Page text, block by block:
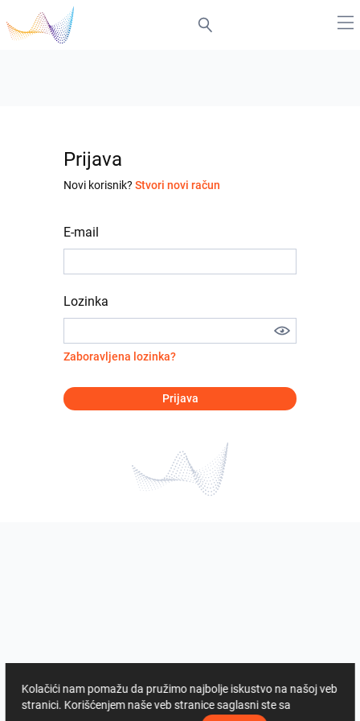
Prijava
Novi korisnik? Stvori novi račun
E-mail
Lozinka
Zaboravljena lozinka?
Prijava
Kolačići nam pomažu da pružimo najbolje iskustvo na našoj veb
stranici. Korišćenjem naše veb stranice saglasni ste sa